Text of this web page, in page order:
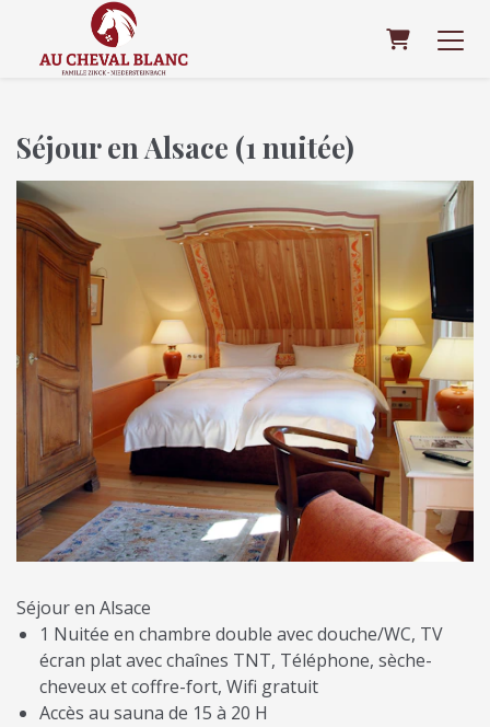
Panier
Séjour en Alsace (1 nuitée)
Séjour en Alsace
1 Nuitée en chambre double avec douche/WC, TV
écran plat avec chaînes TNT, Téléphone, sèche-
cheveux et coffre-fort, Wifi gratuit
Accès au sauna de 15 à 20 H